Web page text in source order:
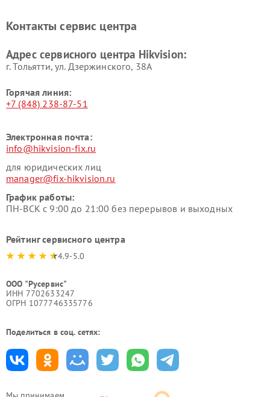
Контакты сервис центра
Адрес сервисного центра Hikvision:
г. Тольятти, ул. Дзержинского, 38А
Горячая линия:
+7 (848) 238-87-51
Электронная почта:
info@hikvision-fix.ru
для юридических лиц
manager@fix-hikvision.ru
График работы:
ПН-ВСК с 9:00 до 21:00 без перерывов и выходных
Рейтинг сервисного центра
4.9-5.0
ООО "Русервис"
ИНН 7702633247
ОГРН 1077746335776
Поделиться в соц. сетях: